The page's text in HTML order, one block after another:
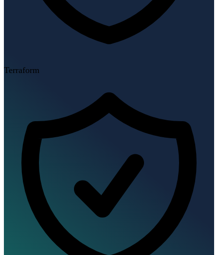
Terraform